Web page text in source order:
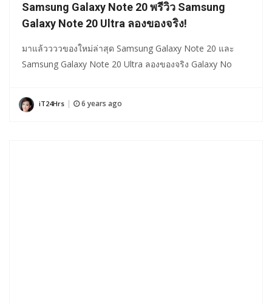
Samsung Galaxy Note 20 พรีวิว Samsung
Galaxy Note 20 Ultra ลองของจริง!
มาแล้ววววของใหม่ล่าสุด Samsung Galaxy Note 20 และ
Samsung Galaxy Note 20 Ultra ลองของจริง Galaxy No
iT24Hrs 6 years ago